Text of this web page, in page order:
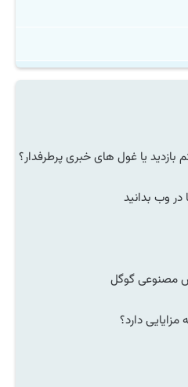
یا غول های خبری پرطرفدار؟
در وب بدانید
مصنوعی گوگل